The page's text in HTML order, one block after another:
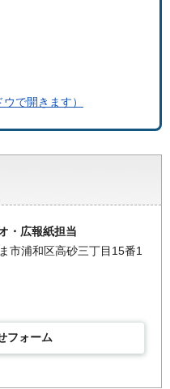
で開きます）
・広報紙担当
市浦和区高砂三丁目15番1
フォーム